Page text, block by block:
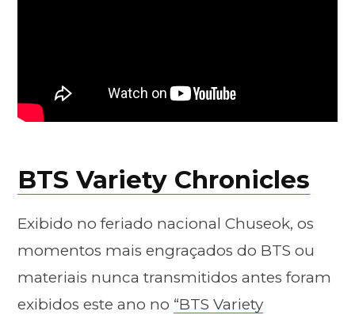
BTS Variety Chronicles
Exibido no feriado nacional Chuseok, os
momentos mais engraçados do BTS ou
materiais nunca transmitidos antes foram
exibidos este ano no “BTS Variety